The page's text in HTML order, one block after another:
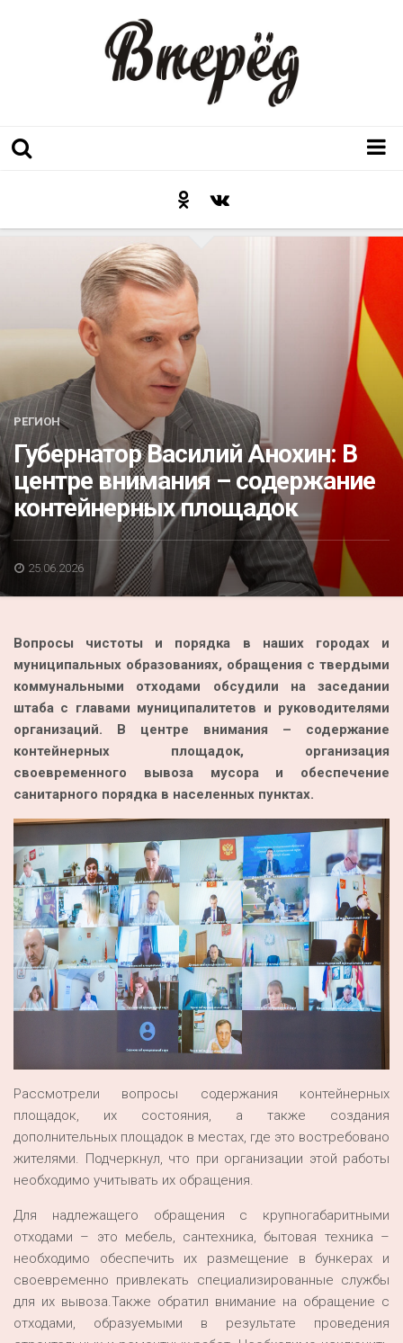
Послесловие к празднику
Неожиданный ракурс
Контакты
Люди родного края
Акция
К 70-летию районного Дома культуры
Конкурс
Люди родного края
Национальные проекты
Перепись — 2020
РЕГИОН
Губернатор Василий Анохин: В
центре внимания – содержание
контейнерных площадок
25.06.2026
Вопросы чистоты и порядка в наших городах и
муниципальных образованиях, обращения с твердыми
коммунальными отходами обсудили на заседании
штаба с главами муниципалитетов и руководителями
организаций. В центре внимания – содержание
контейнерных площадок, организация
своевременного вывоза мусора и обеспечение
санитарного порядка в населенных пунктах.
Рассмотрели вопросы содержания контейнерных
площадок, их состояния, а также создания
дополнительных площадок в местах, где это востребовано
жителями. Подчеркнул, что при организации этой работы
необходимо учитывать их обращения.
Для надлежащего обращения с крупногабаритными
отходами – это мебель, сантехника, бытовая техника –
необходимо обеспечить их размещение в бункерах и
своевременно привлекать специализированные службы
для их вывоза.Также обратил внимание на обращение с
отходами, образуемыми в результате проведения